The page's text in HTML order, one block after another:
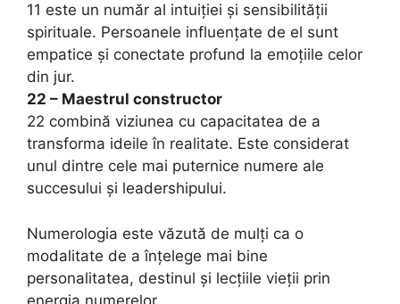
11 este un număr al intuiției și sensibilității
spirituale. Persoanele influențate de el sunt
empatice și conectate profund la emoțiile celor
din jur.
22 – Maestrul constructor
22 combină viziunea cu capacitatea de a
transforma ideile în realitate. Este considerat
unul dintre cele mai puternice numere ale
succesului și leadershipului.
Numerologia este văzută de mulți ca o
modalitate de a înțelege mai bine
personalitatea, destinul și lecțiile vieții prin
energia numerelor.